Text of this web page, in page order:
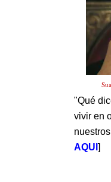
"Qué
vivir en
AQUI ]